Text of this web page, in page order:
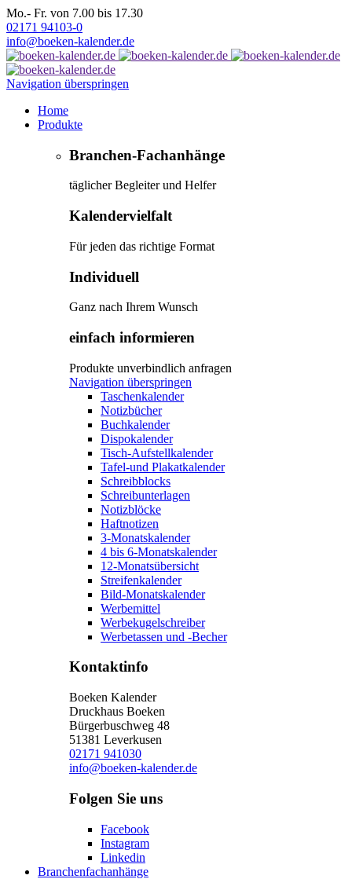
Mo.- Fr. von 7.00 bis 17.30
02171 94103-0
info@boeken-kalender.de
Navigation überspringen
Home
Produkte
Branchen-Fachanhänge
täglicher Begleiter und Helfer
Kalendervielfalt
Für jeden das richtige Format
Individuell
Ganz nach Ihrem Wunsch
einfach informieren
Produkte unverbindlich anfragen
Navigation überspringen
Taschenkalender
Notizbücher
Buchkalender
Dispokalender
Tisch-Aufstellkalender
Tafel-und Plakatkalender
Schreibblocks
Schreibunterlagen
Notizblöcke
Haftnotizen
3-Monatskalender
4 bis 6-Monatskalender
12-Monatsübersicht
Streifenkalender
Bild-Monatskalender
Werbemittel
Werbekugelschreiber
Werbetassen und -Becher
Kontaktinfo
Boeken Kalender
Druckhaus Boeken
Bürgerbuschweg 48
51381 Leverkusen
02171 941030
info@boeken-kalender.de
Folgen Sie uns
Facebook
Instagram
Linkedin
Branchenfachanhänge